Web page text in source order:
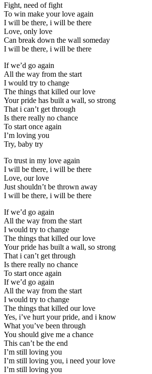
Fight, need of fight
To win make your love again
I will be there, i will be there
Love, only love
Can break down the wall someday
I will be there, i will be there
If we’d go again
All the way from the start
I would try to change
The things that killed our love
Your pride has built a wall, so strong
That i can’t get through
Is there really no chance
To start once again
I’m loving you
Try, baby try
To trust in my love again
I will be there, i will be there
Love, our love
Just shouldn’t be thrown away
I will be there, i will be there
If we’d go again
All the way from the start
I would try to change
The things that killed our love
Your pride has built a wall, so strong
That i can’t get through
Is there really no chance
To start once again
If we’d go again
All the way from the start
I would try to change
The things that killed our love
Yes, i’ve hurt your pride, and i know
What you’ve been through
You should give me a chance
This can’t be the end
I’m still loving you
I’m still loving you, i need your love
I’m still loving you